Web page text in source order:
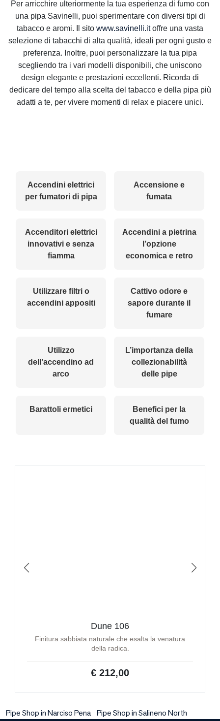
Per arricchire ulteriormente la tua esperienza di fumo con
una pipa Savinelli, puoi sperimentare con diversi tipi di
tabacco e aromi. Il sito www.savinelli.itoffre una vasta
selezione di tabacchi di alta qualità, ideali per ogni gusto e
preferenza. Inoltre, puoi personalizzare la tua pipa
scegliendo tra i vari modelli disponibili, che uniscono
design elegante e prestazioni eccellenti. Ricorda di
dedicare del tempo alla scelta del tabacco e della pipa più
adatti a te, per vivere momenti di relax e piacere unici.
Accendini elettrici
per fumatori di pipa
Accensione e
fumata
Accenditori elettrici
innovativi e senza
fiamma
Accendini a pietrina
l’opzione
economica e retro
Utilizzare filtri o
accendini appositi
Cattivo odore e
sapore durante il
fumare
Utilizzo
dell’accendino ad
arco
L’importanza della
collezionabilità
delle pipe
Barattoli ermetici
Benefici per la
qualità del fumo
Dune 106
Finitura sabbiata naturale che esalta la venatura
della radica.
€ 212,00
Pipe Shop in Narciso Pena Pipe Shop in Salineno North